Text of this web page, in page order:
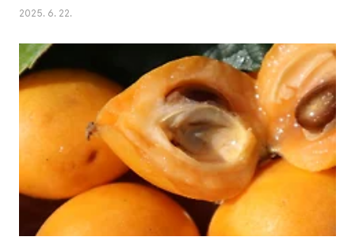
대하여 알아봅니다.작지만 강력한 힘을 지닌 보랏색 열매, 블루베리! 새콤달콤
블랙푸드 중 하나로, 맛은 물론 우리 몸에 놀라운 효능을 선물하는 건강주는 웰
빙과일입니다. 오늘은 블루베리가 왜 '슈퍼푸드'라 불리는지, 그 핵심 성분과 우
리 몸에 주는 이로운 효과는 무엇인지, 그리고 일상에서 블루베리를 가장 맛있
고 건강하게 즐길 수 있는 다채로운 활용방법에 대하여 알아봅니다. 블루베리
의 핵심 영양 성분: 보랏색 블랙푸..
2025. 6. 22.